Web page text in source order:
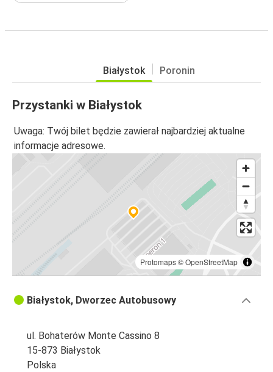
Białystok Poronin
Przystanki w Białystok
Uwaga: Twój bilet będzie zawierał najbardziej aktualne
informacje adresowe.
Protomaps©OpenStreetMap
Białystok, Dworzec Autobusowy
ul. Bohaterów Monte Cassino 8
15-873 Białystok
Polska